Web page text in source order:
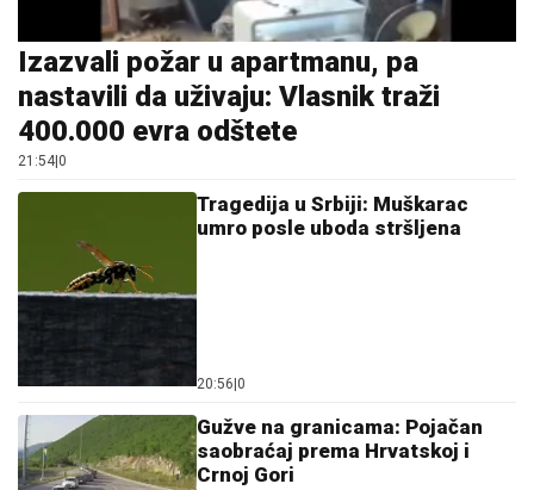
Izazvali požar u apartmanu, pa
nastavili da uživaju: Vlasnik traži
400.000 evra odštete
21:54 0
Tragedija u Srbiji: Muškarac
umro posle uboda stršljena
20:56 0
Gužve na granicama: Pojačan
saobraćaj prema Hrvatskoj i
Crnoj Gori